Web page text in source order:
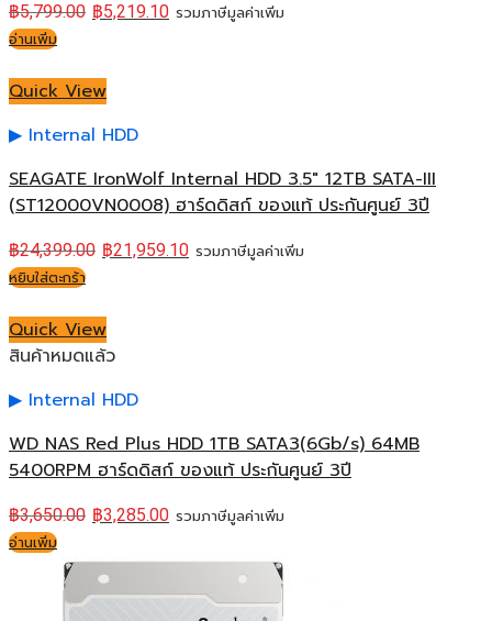
฿5,799.00 ฿5,219.10 รวมภาษีมูลค่าเพิ่ม
อ่านเพิ่ม
Quick View
Internal HDD
SEAGATE IronWolf Internal HDD 3.5″ 12TB SATA-III
(ST12000VN0008) ฮาร์ดดิสก์ ของแท้ ประกันศูนย์ 3ปี
฿24,399.00 ฿21,959.10 รวมภาษีมูลค่าเพิ่ม
หยิบใส่ตะกร้า
Quick View
สินค้าหมดแล้ว
Internal HDD
WD NAS Red Plus HDD 1TB SATA3(6Gb/s) 64MB
5400RPM ฮาร์ดดิสก์ ของแท้ ประกันศูนย์ 3ปี
฿3,650.00 ฿3,285.00 รวมภาษีมูลค่าเพิ่ม
อ่านเพิ่ม